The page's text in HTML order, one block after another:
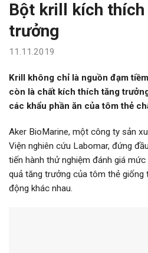
Bột krill kích
trưởng
11.11.2019
Krill không chỉ là nguồn đạm
còn là chất kích thích tăng
các khẩu phần ăn của tôm thẻ
Aker BioMarine, một công ty sản
Viện nghiên cứu Labomar, đứng
tiến hành thử nghiệm đánh giá
quả tăng trưởng của tôm thẻ
động khác nhau.